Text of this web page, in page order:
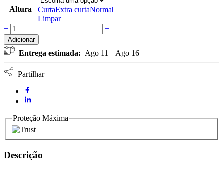
Altura CurtaExtra curtaNormal
Limpar
JUZO
MOVE
AD
-
Meia
compressão
CC2
biqueira
cor
bege
quantidade
+ −
Adicionar
Entrega estimada: Ago 11 – Ago 16
Partilhar
Proteção Máxima
Descrição